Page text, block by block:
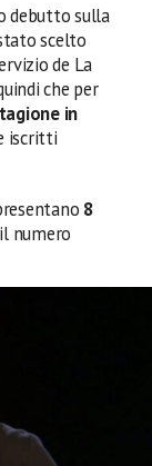
debutto sulla
scelto
de La
che per
in
iscritti
8
numero